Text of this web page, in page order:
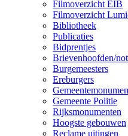
Filmoverzicht EIB
Filmoverzicht
Bibliotheek
Publicaties
Bidprentjes
Brievenhoofden/
Burgemeesters
Ereburgers
Gemeente Politie
Rijksmonumenten
Hoogste gebouwen
Reclame uitingen